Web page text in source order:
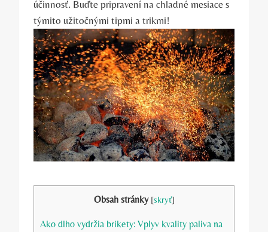
účinnosť. Buďte pripravení na chladné mesiace s
týmito užitočnými tipmi a trikmi!
Obsah stránky [skryť]
Ako dlho vydržia brikety: Vplyv⁣ kvality paliva na